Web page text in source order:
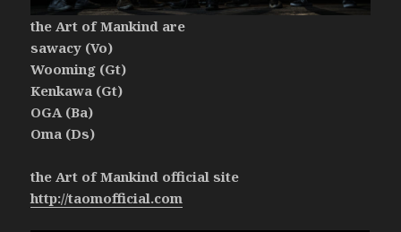
the Art of Mankind are
sawacy (Vo)
Wooming (Gt)
Kenkawa (Gt)
OGA (Ba)
Oma (Ds)
the Art of Mankind official site
http://taomofficial.com